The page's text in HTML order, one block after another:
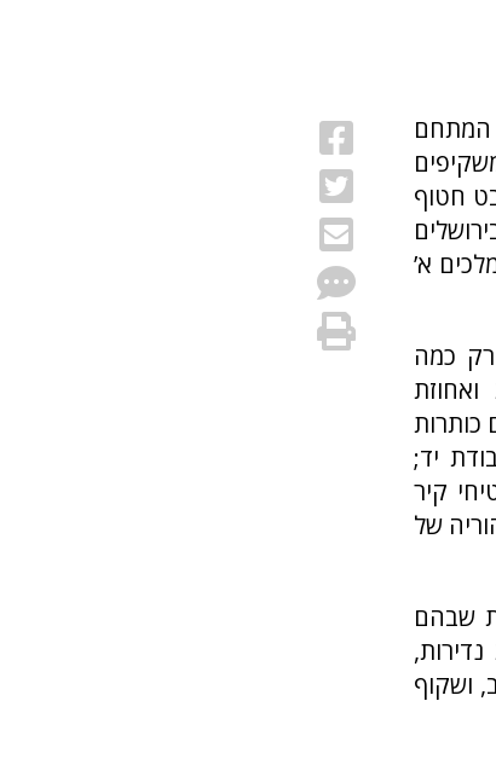
המתחם
חטוף
א’
כמה
כותרות
יד;
קיר
של
שבהם
ושקוף